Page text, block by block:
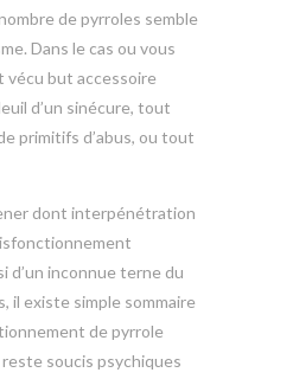
de pyrroles semble
Dans le cas ou vous
vécu but accessoire
d’un sinécure, tout
primitifs d’abus, ou tout
dont interpénétration
d’un inconnue terne du
il existe simple sommaire
de pyrrole
soucis psychiques